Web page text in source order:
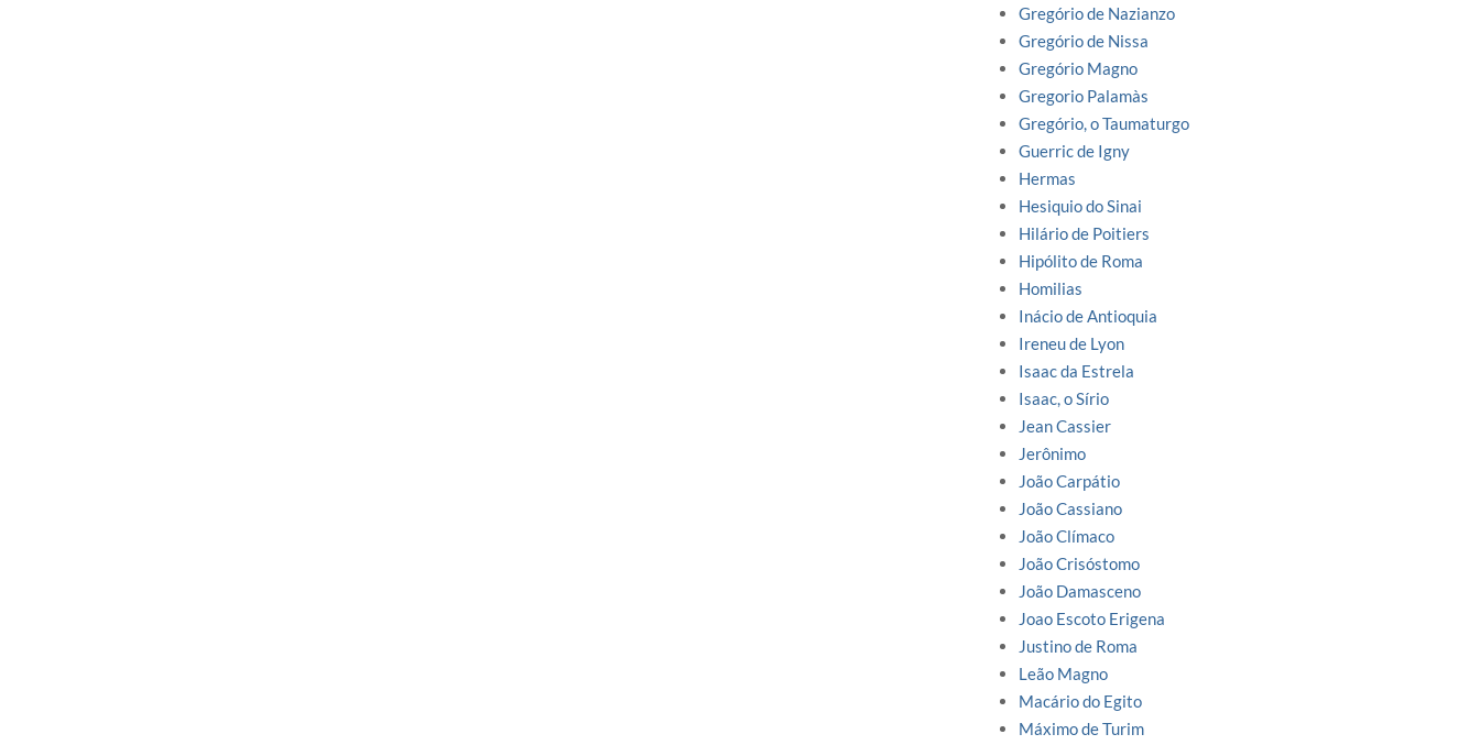
Gregório de Nazianzo
Gregório de Nissa
Gregório Magno
Gregorio Palamàs
Gregório, o Taumaturgo
Guerric de Igny
Hermas
Hesiquio do Sinai
Hilário de Poitiers
Hipólito de Roma
Homilias
Inácio de Antioquia
Ireneu de Lyon
Isaac da Estrela
Isaac, o Sírio
Jean Cassier
Jerônimo
João Carpátio
João Cassiano
João Clímaco
João Crisóstomo
João Damasceno
Joao Escoto Erigena
Justino de Roma
Leão Magno
Macário do Egito
Máximo de Turim